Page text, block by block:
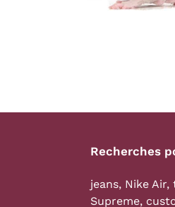
Recherches
jeans, Nike Air,
Supreme,